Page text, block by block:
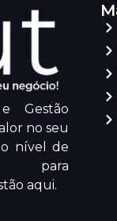
Gestão
no seu
nível de
para
aqui.